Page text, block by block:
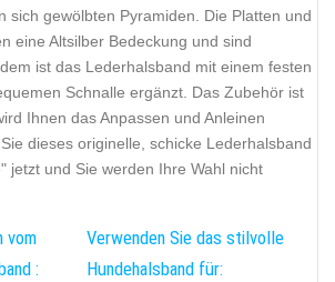
sich gewölbten Pyramiden. Die Platten und
eine Altsilber Bedeckung und sind
ist das Lederhalsband mit einem festen
Schnalle ergänzt. Das Zubehör ist
Ihnen das Anpassen und Anleinen
dieses originelle, schicke Lederhalsband
jetzt und Sie werden Ihre Wahl nicht
vom
:
Verwenden Sie das stilvolle
Hundehalsband für: